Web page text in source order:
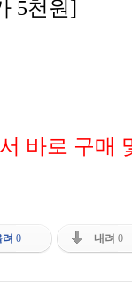
5천원]
바로 구매
려 0 내려 0